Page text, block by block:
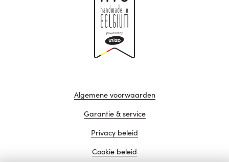
Algemene voorwaarden
Garantie & service
Privacy beleid
Cookie beleid